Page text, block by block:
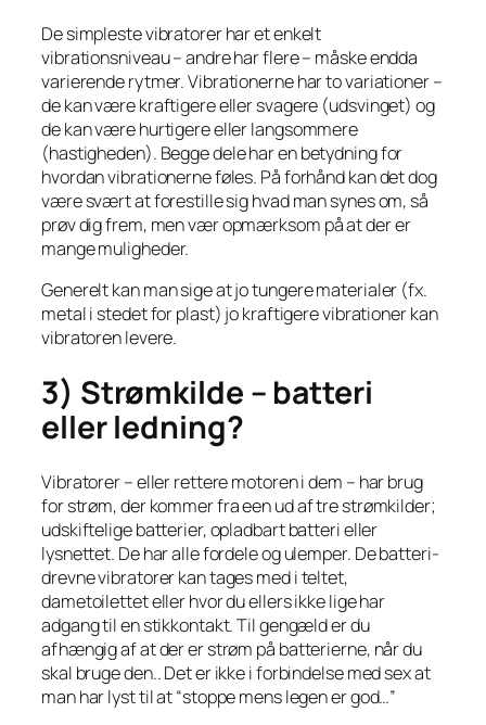
De simpleste vibratorer har et enkelt
vibrationsniveau – andre har flere – måske endda
varierende rytmer. Vibrationerne har to variationer –
de kan være kraftigere eller svagere (udsvinget) og
de kan være hurtigere eller langsommere
(hastigheden). Begge dele har en betydning for
hvordan vibrationerne føles. På forhånd kan det dog
være svært at forestille sig hvad man synes om, så
prøv dig frem, men vær opmærksom på at der er
mange muligheder.
Generelt kan man sige at jo tungere materialer (fx.
metal i stedet for plast) jo kraftigere vibrationer kan
vibratoren levere.
3) Strømkilde – batteri
eller ledning?
Vibratorer – eller rettere motoren i dem – har brug
for strøm, der kommer fra een ud af tre strømkilder;
udskiftelige batterier, opladbart batteri eller
lysnettet. De har alle fordele og ulemper. De batteri-
drevne vibratorer kan tages med i teltet,
dametoilettet eller hvor du ellers ikke lige har
adgang til en stikkontakt. Til gengæld er du
afhængig af at der er strøm på batterierne, når du
skal bruge den.. Det er ikke i forbindelse med sex at
man har lyst til at “stoppe mens legen er god…”